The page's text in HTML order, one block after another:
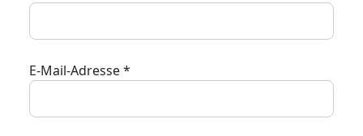
E-Mail-Adresse*